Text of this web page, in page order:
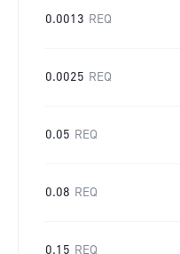
0.0013 REQ
0.0025 REQ
0.05 REQ
0.08 REQ
0.15 REQ